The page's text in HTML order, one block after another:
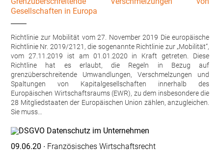
Gesellschaften in Europa
Richtlinie zur Mobilität vom 27. November 2019 Die europäische
Richtlinie Nr. 2019/2121, die sogenannte Richtlinie zur „Mobilität“,
vom 27.11.2019 ist am 01.01.2020 in Kraft getreten. Diese
Richtline hat es erlaubt, die Regeln in Bezug auf
grenzüberschreitende Umwandlungen, Verschmelzungen und
Spaltungen von Kapitalgesellschaften innerhalb des
Europäischen Wirtschaftsraums (EWR), zu dem insbesondere die
28 Mitgliedstaaten der Europäischen Union zählen, anzugleichen.
Sie muss…
09.06.20 ∙ Französisches Wirtschaftsrecht